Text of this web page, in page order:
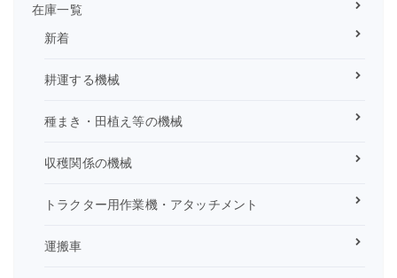
在庫一覧
新着
耕運する機械
種まき・田植え等の機械
収穫関係の機械
トラクター用作業機・アタッチメント
運搬車